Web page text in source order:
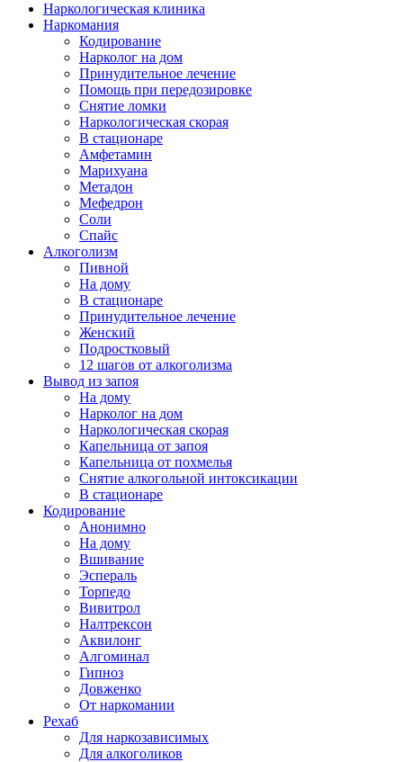
Наркологическая клиника
Наркомания
Кодирование
Нарколог на дом
Принудительное лечение
Помощь при передозировке
Снятие ломки
Наркологическая скорая
В стационаре
Амфетамин
Марихуана
Метадон
Мефедрон
Соли
Спайс
Алкоголизм
Пивной
На дому
В стационаре
Принудительное лечение
Женский
Подростковый
12 шагов от алкоголизма
Вывод из запоя
На дому
Нарколог на дом
Наркологическая скорая
Капельница от запоя
Капельница от похмелья
Снятие алкогольной интоксикации
В стационаре
Кодирование
Анонимно
На дому
Вшивание
Эспераль
Торпедо
Вивитрол
Налтрексон
Аквилонг
Алгоминал
Гипноз
Довженко
От наркомании
Рехаб
Для наркозависимых
Для алкоголиков